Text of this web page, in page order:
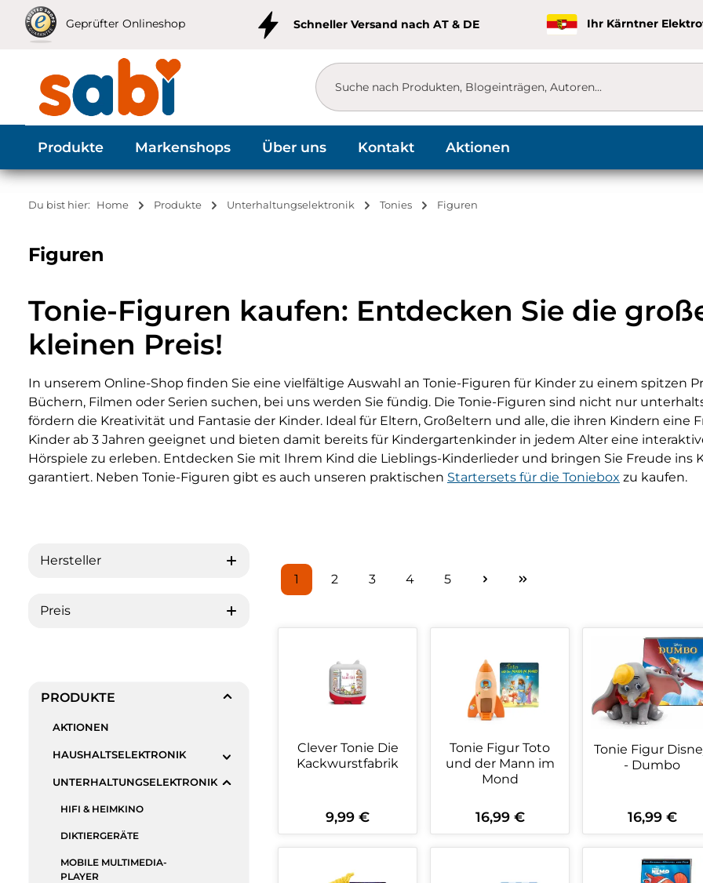
Hauptinhalt springen
Zur Suche springen
Zur Hauptnavigation springen
Geprüfter Onlineshop Schneller Versand nach AT & DE Ihr Kärntner
Produkte Markenshops Über uns Kontakt Aktionen
Du bist hier: Home Produkte Unterhaltungselektronik Tonies Figuren
Figuren
Tonie-Figuren kaufen: Entdecken Sie die
kleinen Preis!
In unserem Online-Shop finden Sie eine vielfältige Auswahl an Tonie-Figuren für Kinder zu einem spitzen
Büchern, Filmen oder Serien suchen, bei uns werden Sie fündig. Die Tonie-Figuren sind nicht nur
fördern die Kreativität und Fantasie der Kinder. Ideal für Eltern, Großeltern und alle, die ihren Kindern eine
Kinder ab 3 Jahren geeignet und bieten damit bereits für Kindergartenkinder in jedem Alter eine
Hörspiele zu erleben. Entdecken Sie mit Ihrem Kind die Lieblings-Kinderlieder und bringen Sie Freude ins
garantiert. Neben Tonie-Figuren gibt es auch unseren praktischen Startersets für die Toniebox zu kaufen.
Hersteller
Preis
PRODUKTE
AKTIONEN
HAUSHALTSELEKTRONIK
UNTERHALTUNGSELEKTRONIK
HIFI & HEIMKINO
DIKTIERGERÄTE
MOBILE MULTIMEDIA-
PLAYER
Seite
1
Seite
2
Seite
3
Seite
4
Seite
5
Clever Tonie Die
Kackwurstfabrik
Regulärer Preis:
9,99 €
Produkt Anzahl: Gib den gewünschten
Tonie Figur Toto
und der Mann im
Mond
Regulärer Preis:
16,99 €
Produkt Anzahl: Gib den
Tonie Figur Disney
- Dumbo
Regulärer Preis:
16,99 €
Produkt